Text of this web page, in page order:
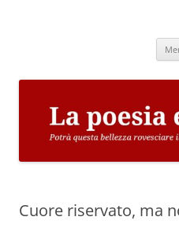
Cuore riservato, ma